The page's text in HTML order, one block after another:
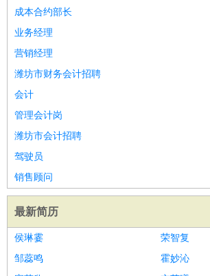
成本合约部长
业务经理
营销经理
潍坊市财务会计招聘
会计
管理会计岗
潍坊市会计招聘
驾驶员
销售顾问
最新简历
侯琳霎
荣智复
邹蕊鸣
霍妙沁